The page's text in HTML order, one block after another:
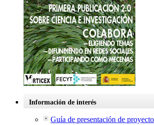
Información de interés
Guía de presentación de